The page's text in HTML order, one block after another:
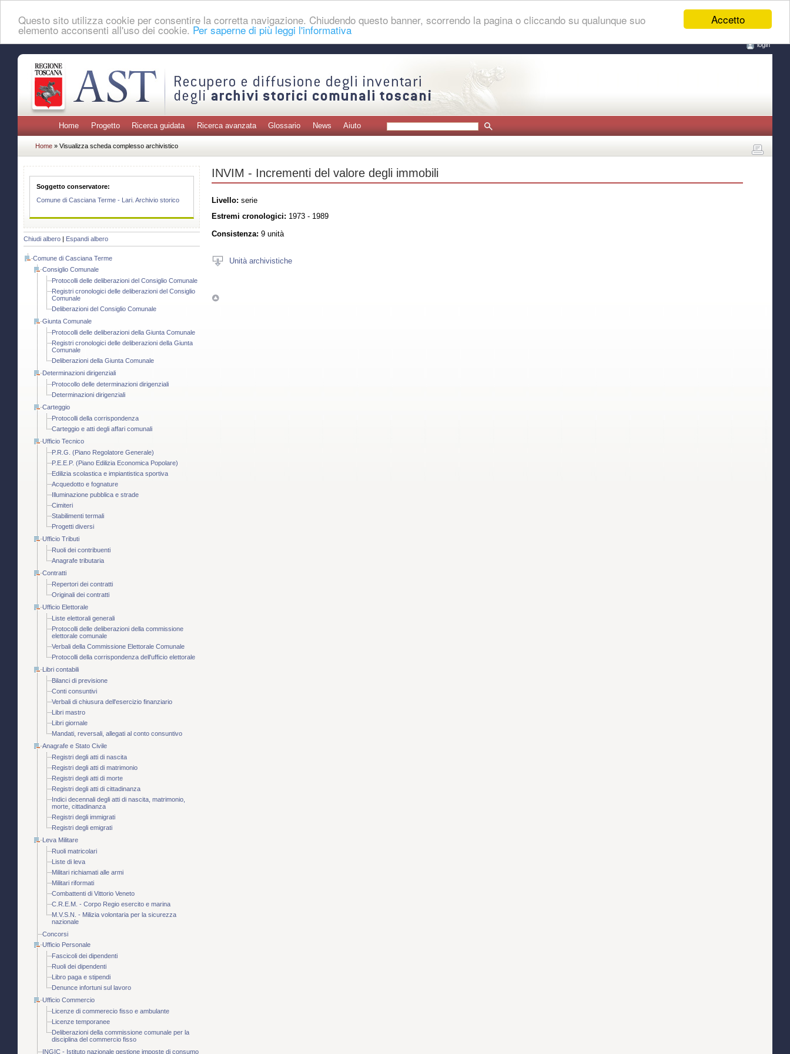
Accetto
Questo sito utilizza cookie per consentire la corretta navigazione. Chiudendo questo banner, scorrendo la pagina o cliccando su qualunque suo
elemento acconsenti all'uso dei cookie. Per saperne di più leggi l'informativa
login
Home Progetto Ricerca guidata Ricerca avanzata Glossario News Aiuto
Home » Visualizza scheda complesso archivistico
Soggetto conservatore:
Comune di Casciana Terme - Lari. Archivio storico
Chiudi albero Espandi albero
Comune di Casciana Terme
Consiglio Comunale
Protocolli delle deliberazioni del Consiglio Comunale
Registri cronologici delle deliberazioni del Consiglio
Comunale
Deliberazioni del Consiglio Comunale
Giunta Comunale
Protocolli delle deliberazioni della Giunta Comunale
Registri cronologici delle deliberazioni della Giunta
Comunale
Deliberazioni della Giunta Comunale
Determinazioni dirigenziali
Protocollo delle determinazioni dirigenziali
Determinazioni dirigenziali
Carteggio
Protocolli della corrispondenza
Carteggio e atti degli affari comunali
Ufficio Tecnico
P.R.G. (Piano Regolatore Generale)
P.E.E.P. (Piano Edilizia Economica Popolare)
Edilizia scolastica e impiantistica sportiva
Acquedotto e fognature
Illuminazione pubblica e strade
Cimiteri
Stabilimenti termali
Progetti diversi
Ufficio Tributi
Ruoli dei contribuenti
Anagrafe tributaria
Contratti
Repertori dei contratti
Originali dei contratti
Ufficio Elettorale
Liste elettorali generali
Protocolli delle deliberazioni della commissione
elettorale comunale
Verbali della Commissione Elettorale Comunale
Protocolli della corrispondenza dell'ufficio elettorale
Libri contabili
Bilanci di previsione
Conti consuntivi
Verbali di chiusura dell'esercizio finanziario
Libri mastro
Libri giornale
Mandati, reversali, allegati al conto consuntivo
Anagrafe e Stato Civile
Registri degli atti di nascita
Registri degli atti di matrimonio
Registri degli atti di morte
Registri degli atti di cittadinanza
Indici decennali degli atti di nascita, matrimonio,
morte, cittadinanza
Registri degli immigrati
Registri degli emigrati
Leva Militare
Ruoli matricolari
Liste di leva
Militari richiamati alle armi
Militari riformati
Combattenti di Vittorio Veneto
C.R.E.M. - Corpo Regio esercito e marina
M.V.S.N. - Milizia volontaria per la sicurezza
nazionale
Concorsi
Ufficio Personale
Fascicoli dei dipendenti
Ruoli dei dipendenti
Libro paga e stipendi
Denunce infortuni sul lavoro
Ufficio Commercio
Licenze di commerecio fisso e ambulante
Licenze temporanee
Deliberazioni della commissione comunale per la
disciplina del commercio fisso
INGIC - Istituto nazionale gestione imposte di consumo
INVIM - Incrementi del valore degli immobili
Livello: serie
Estremi cronologici: 1973 - 1989
Consistenza: 9 unità
Unità archivistiche